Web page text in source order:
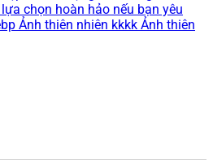
chọn hoàn hảo nếu bạn yêu
Ảnh thiên nhiên kkkk Ảnh thiên